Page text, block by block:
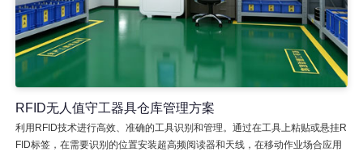
RFID无人值守工器具仓库管理方案
利用RFID技术进行高效、准确的工具识别和管理。通过在工具上粘贴或悬挂R
FID标签，在需要识别的位置安装超高频阅读器和天线，在移动作业场合应用